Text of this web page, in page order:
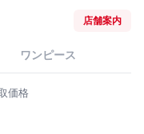
店舗案内
ワンピース
価格